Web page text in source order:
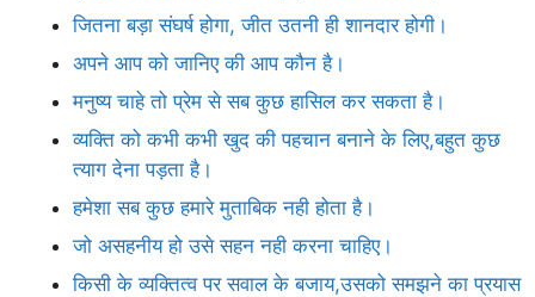
जितना बड़ा संघर्ष होगा, जीत उतनी ही शानदार होगी।
अपने आप को जानिए की आप कौन है।
मनुष्य चाहे तो प्रेम से सब कुछ हासिल कर सकता है।
व्यक्ति को कभी कभी खुद की पहचान बनाने के लिए,बहुत कुछ
त्याग देना पड़ता है।
हमेशा सब कुछ हमारे मुताबिक नही होता है।
जो असहनीय हो उसे सहन नही करना चाहिए।
किसी के व्यक्तित्व पर सवाल के बजाय,उसको समझने का प्रयास